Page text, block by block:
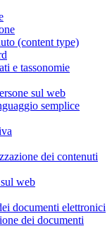
(content type)
e tassonomie
sul web
semplice
dei contenuti
web
documenti elettronici
dei documenti